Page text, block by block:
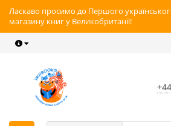
Ласкаво просимо до Першого
магазину книг у Великобританії!